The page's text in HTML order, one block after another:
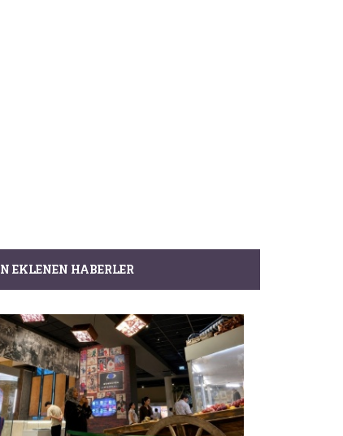
EKLENEN HABERLER